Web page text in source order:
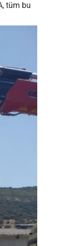
tüm bu